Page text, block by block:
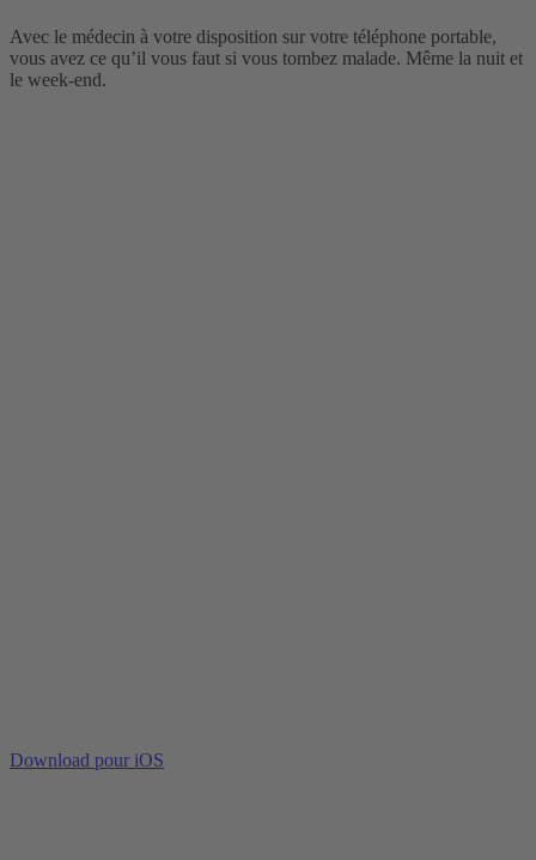
Avec le médecin à votre disposition sur votre téléphone portable,
vous avez ce qu’il vous faut si vous tombez malade. Même la nuit et
le week-end.
Download pour iOS